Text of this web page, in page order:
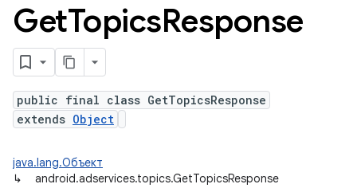
GetTopicsResponse
public final class GetTopicsResponse
extends Object
java.lang.Объект
↳
android.adservices.topics.GetTopicsResponse